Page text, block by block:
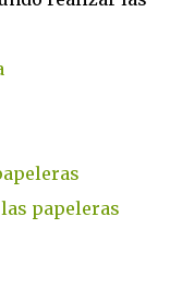
papeleras